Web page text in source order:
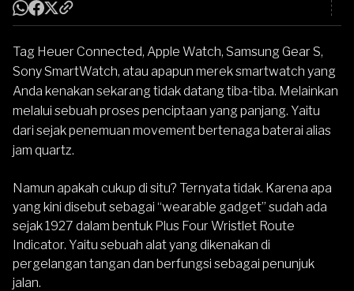
Tag Heuer Connected, Apple Watch, Samsung Gear S,
Sony SmartWatch, atau apapun merek smartwatch yang
Anda kenakan sekarang tidak datang tiba-tiba. Melainkan
melalui sebuah proses penciptaan yang panjang. Yaitu
dari sejak penemuan movement bertenaga baterai alias
jam quartz.
Namun apakah cukup di situ? Ternyata tidak. Karena apa
yang kini disebut sebagai “wearable gadget” sudah ada
sejak 1927 dalam bentuk Plus Four Wristlet Route
Indicator. Yaitu sebuah alat yang dikenakan di
pergelangan tangan dan berfungsi sebagai penunjuk
jalan.